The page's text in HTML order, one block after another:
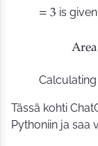
= 3 is
Area
Tässä kohti
Pythoniin ja saa